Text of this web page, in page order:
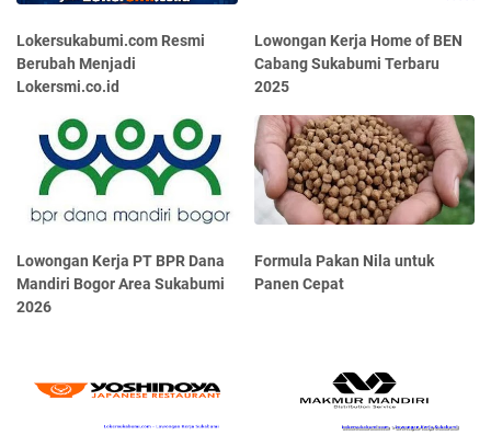
Lokersukabumi.com Resmi
Berubah Menjadi
Lokersmi.co.id
Lowongan Kerja Home of BEN
Cabang Sukabumi Terbaru
2025
Lowongan Kerja PT BPR Dana
Mandiri Bogor Area Sukabumi
2026
Formula Pakan Nila untuk
Panen Cepat